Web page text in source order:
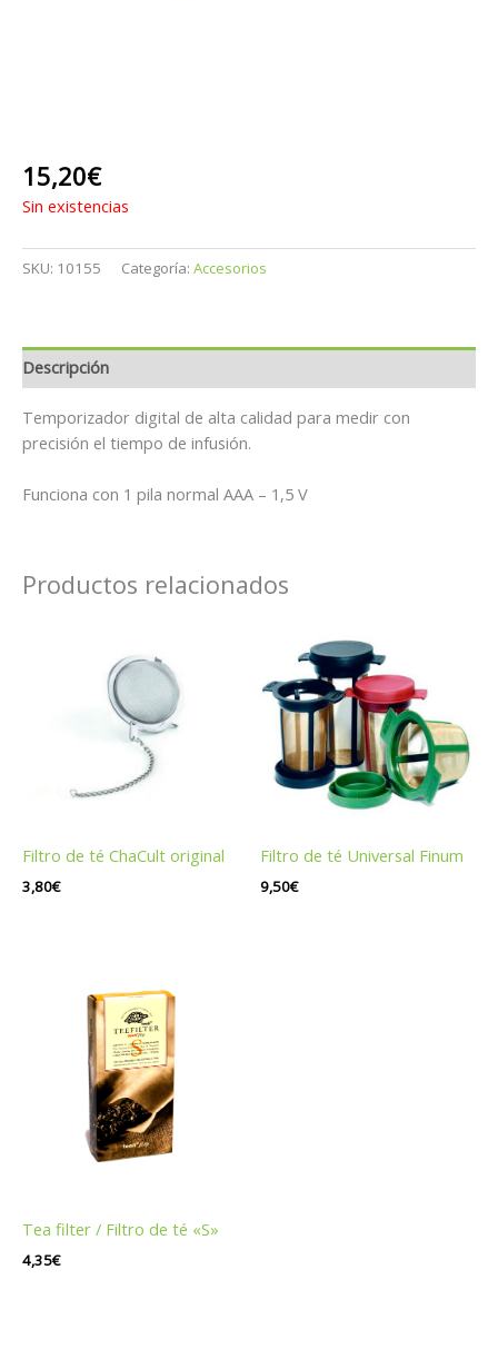
15,20€
Sin existencias
SKU: 10155 Categoría: Accesorios
Descripción
Temporizador digital de alta calidad para medir con
precisión el tiempo de infusión.
Funciona con 1 pila normal AAA – 1,5 V
Productos relacionados
Filtro de té ChaCult original
3,80€
Filtro de té Universal Finum
9,50€
Tea filter / Filtro de té «S»
4,35€